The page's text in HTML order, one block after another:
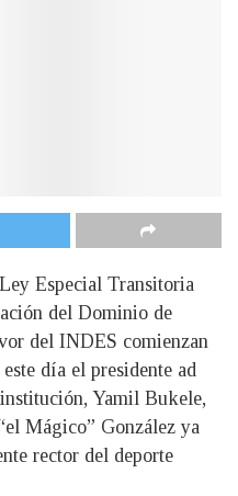
Especial Transitoria
del Dominio de
del INDES comienzan
día el presidente ad
Yamil Bukele,
Mágico” González ya
rector del deporte